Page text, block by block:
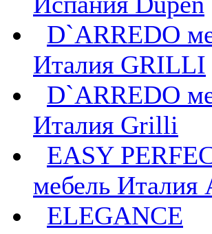
D`ARREDO
Италия GRILLI
D`ARREDO
Италия Grilli
EASY
мебель Италия
ELEGANCE